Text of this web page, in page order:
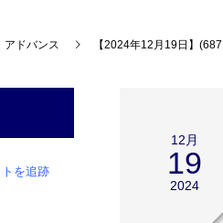
アドバンス 【2024年12月19日】
12月
19
2024
を追跡